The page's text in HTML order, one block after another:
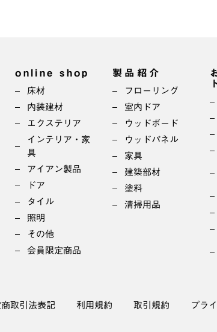
online shop
床材
内装建材
エクステリア
インテリア・家
具
アイアン製品
ドア
タイル
照明
その他
会員限定商品
製品紹介
フローリング
室内ドア
ウッドボード
ウッドパネル
家具
建築部材
塗料
清掃用品
取引法表記 利用規約 取引規約 プラ